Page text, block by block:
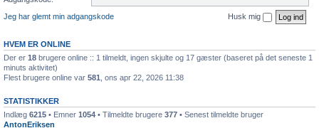
Jeg har glemt min adgangskode
Husk mig
HVEM ER ONLINE
Der er 18 brugere online :: 1 tilmeldt, ingen skjulte og 17 gæster (baseret på det seneste 1
minuts aktivitet)
Flest brugere online var 581 , ons apr 22, 2026 11:38
STATISTIKKER
Indlæg 6215 • Emner 1054 • Tilmeldte brugere 377 • Senest tilmeldte bruger
AntonEriksen